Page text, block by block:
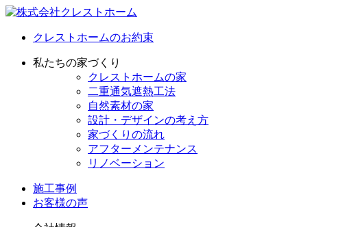
クレストホームのお約束
私たちの家づくり
クレストホームの家
二重通気遮熱工法
自然素材の家
設計・デザインの考え方
家づくりの流れ
アフターメンテナンス
リノベーション
施工事例
お客様の声